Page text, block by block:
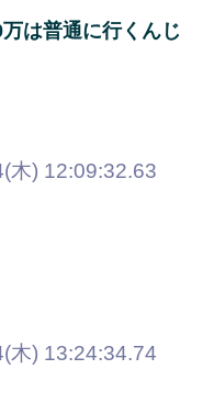
は普通に行くんじ
木) 12:09:32.63
木) 13:24:34.74